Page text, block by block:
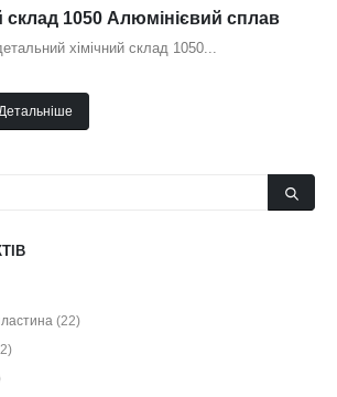
склад 1050 Алюмінієвий сплав
хімічний склад 1050...
(22)